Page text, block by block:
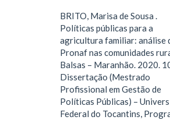
BRITO, Marisa de Sousa .
Políticas públicas para a
agricultura familiar: análise
Pronaf nas comunidades
Balsas – Maranhão. 2020.
Dissertação (Mestrado
Profissional em Gestão de
Políticas Públicas) –
Federal do Tocantins,